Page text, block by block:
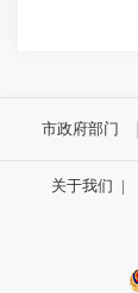
市政府部门
关于我们 |